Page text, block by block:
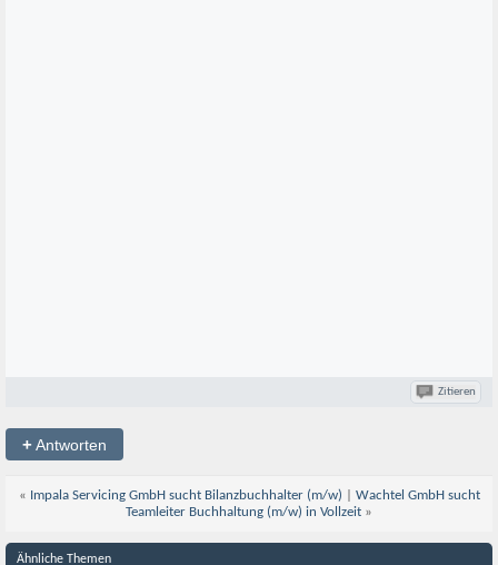
Zitieren
+Antworten
« Impala Servicing GmbH sucht Bilanzbuchhalter (m/w)
Wachtel GmbH sucht
Teamleiter Buchhaltung (m/w) in Vollzeit »
Ähnliche Themen